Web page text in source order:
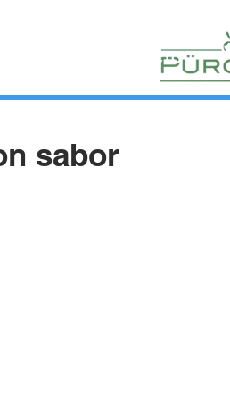
CONTACTO
sabor